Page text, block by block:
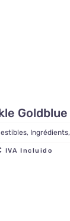
Goldblue
, Ingrédients,
IVA Incluido